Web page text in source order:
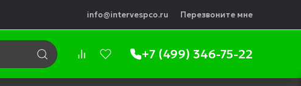
info@intervespco.ru Перезвоните мне
+7 (499) 346-75-22